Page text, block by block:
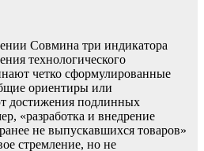
Совмина три индикатора
технологического
четко сформулированные
ориентиры или
достижения подлинных
«разработка и внедрение
не выпускавшихся товаров»
стремление, но не